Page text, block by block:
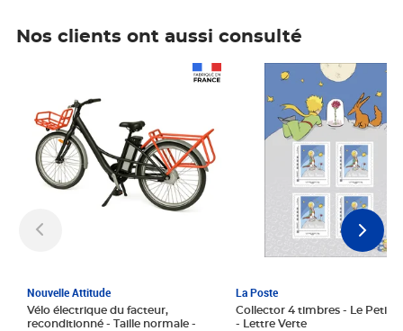
Nos clients ont aussi consulté
Nouvelle Attitude
Vélo électrique du facteur,
reconditionné - Taille normale -
La Poste
Collector 4 timbres - Le Petit
- Lettre Verte
Prix 6,25€ HT